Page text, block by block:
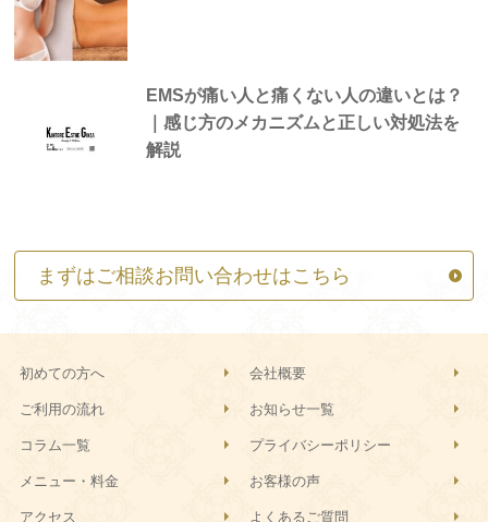
EMSが痛い人と痛くない人の違いとは？
｜感じ方のメカニズムと正しい対処法を
解説
まずはご相談お問い合わせはこちら
初めての方へ 会社概要
ご利用の流れ お知らせ一覧
コラム一覧 プライバシーポリシー
メニュー・料金 お客様の声
アクセス よくあるご質問